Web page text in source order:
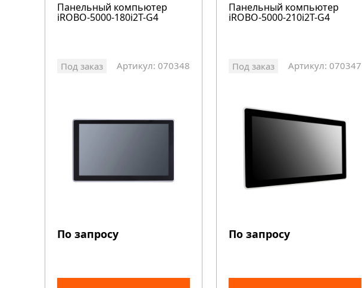
Панельный компьютер
iROBO-5000-180i2T-G4
Под заказ Артикул: 070348
По запросу
Панельный компьютер
iROBO-5000-210i2T-G4
Под заказ Артикул: 070347
По запросу